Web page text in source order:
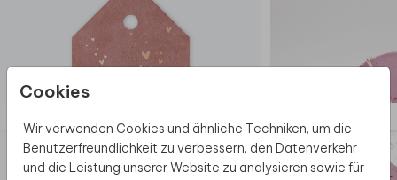
Cookies
Wir verwenden Cookies und ähnliche Techniken, um die
Benutzerfreundlichkeit zu verbessern, den Datenverkehr
und die Leistung unserer Website zu analysieren sowie für